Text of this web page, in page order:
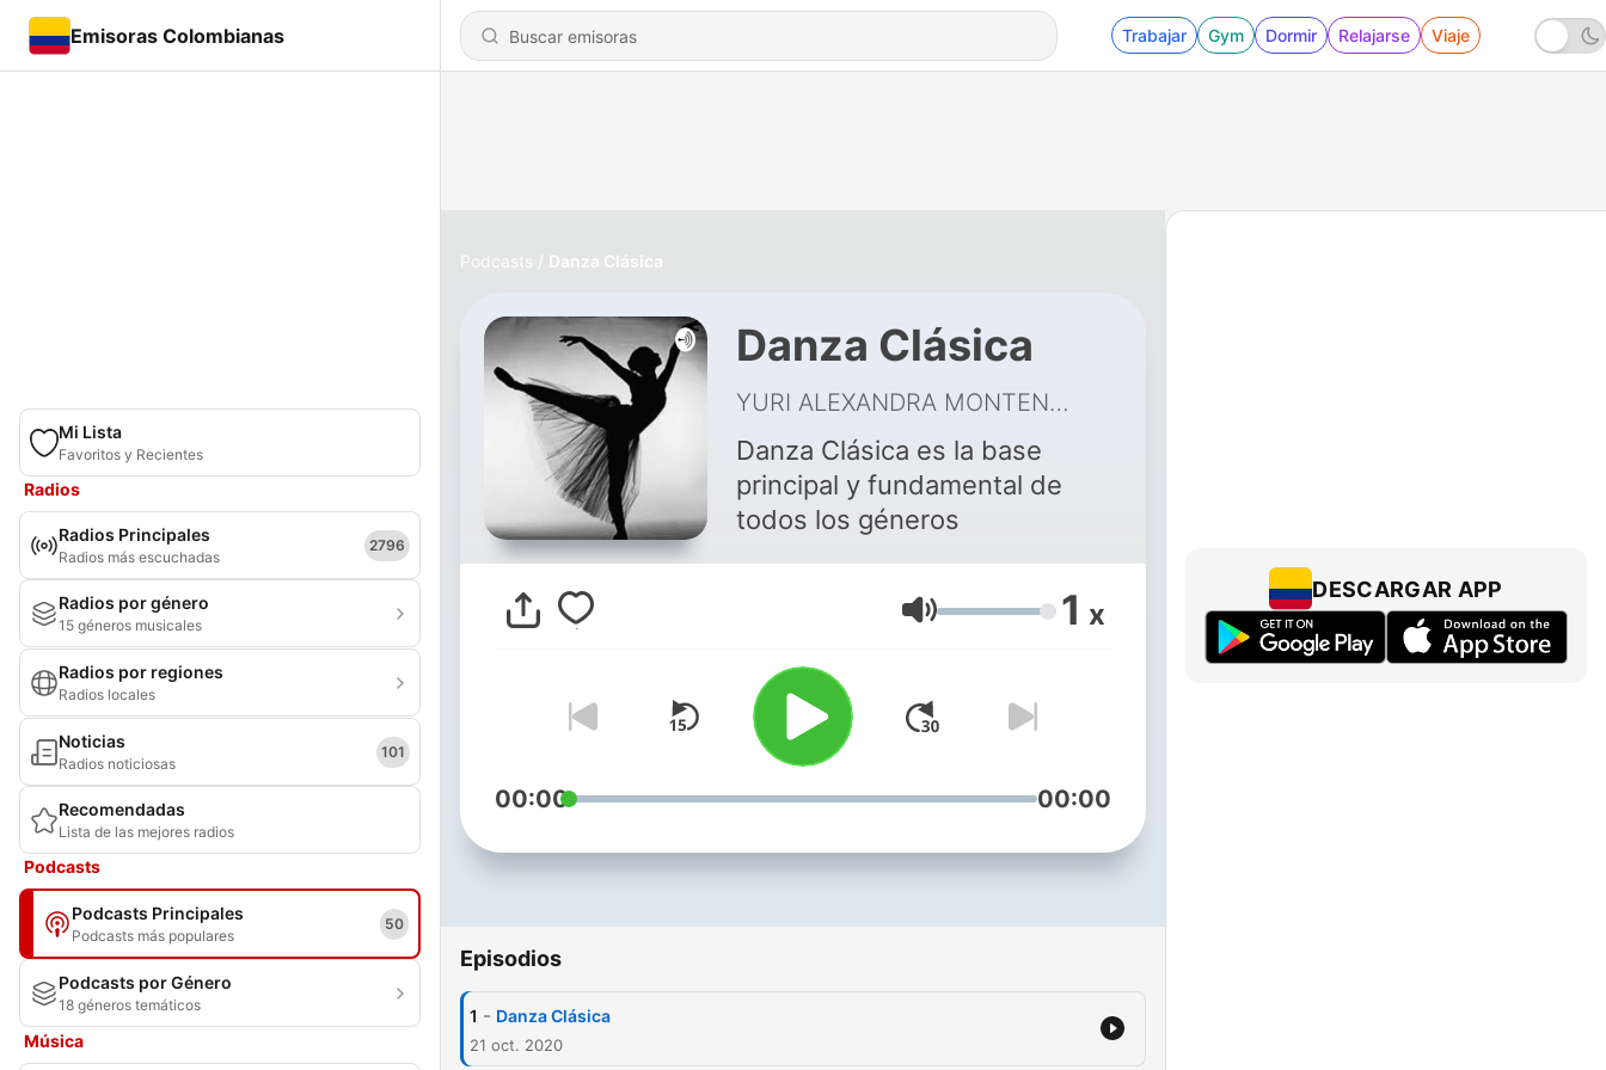
Emisoras Colombianas Trabajar Gym Dormir Relajarse Viaje
Mi Lista
Favoritos y Recientes
Radios
Radios Principales
Radios más escuchadas
2796
Radios por género
15 géneros musicales
Radios por regiones
Radios locales
Noticias
Radios noticiosas
101
Recomendadas
Lista de las mejores radios
Podcasts
Podcasts Principales
Podcasts más populares
50
Podcasts por Género
18 géneros temáticos
Música
Podcasts Danza Clásica
Danza Clásica
YURI ALEXANDRA MONTENEGRO MOSQUERA
Danza Clásica es la base
principal y fundamental de
todos los géneros
Volumen 1 x
00:00 00:00
Episodios
1 - Danza Clásica
21 oct. 2020
DESCARGAR APP